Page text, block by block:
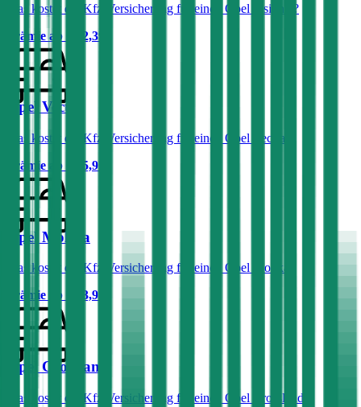
Was kostet die Kfz-Versicherung für einen Opel Insignia?
Prämie ab
€ 42,39
Opel Vectra
Was kostet die Kfz-Versicherung für einen Opel Vectra?
Prämie ab
€ 55,91
Opel Mokka
Was kostet die Kfz-Versicherung für einen Opel Mokka?
Prämie ab
€ 33,98
Opel Crossland
Was kostet die Kfz-Versicherung für einen Opel Crossland?